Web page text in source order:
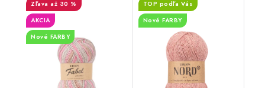
až 30 %
AKCIA
Nové FARBY
TOP podľa Vás
Nové FARBY